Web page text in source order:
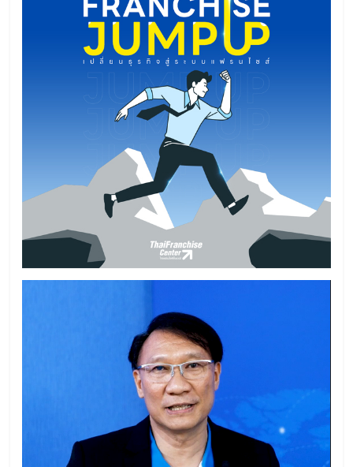
ไชส์,
รวม
แฟ
รน
ไชส์
ขาย